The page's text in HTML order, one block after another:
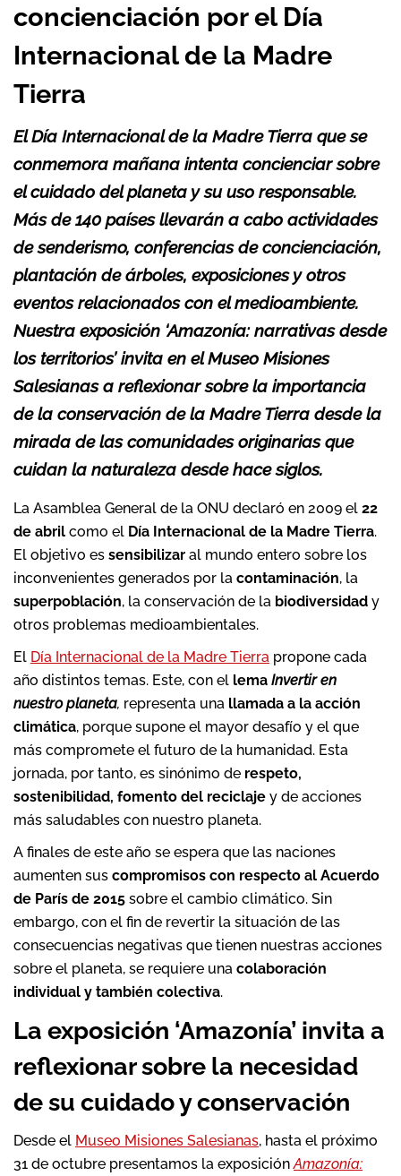
concienciación por el Día
Internacional de la Madre
Tierra
El Día Internacional de la Madre Tierra que se
conmemora mañana intenta concienciar sobre
el cuidado del planeta y su uso responsable.
Más de 140 países llevarán a cabo actividades
de senderismo, conferencias de concienciación,
plantación de árboles, exposiciones y otros
eventos relacionados con el medioambiente.
Nuestra exposición ‘Amazonía: narrativas desde
los territorios’ invita en el Museo Misiones
Salesianas a reflexionar sobre la importancia
de la conservación de la Madre Tierra desde la
mirada de las comunidades originarias que
cuidan la naturaleza desde hace siglos.
La Asamblea General de la ONU declaró en 2009 el 22
de abril como el Día Internacional de la Madre Tierra.
El objetivo es sensibilizar al mundo entero sobre los
inconvenientes generados por la contaminación, la
superpoblación, la conservación de la biodiversidad y
otros problemas medioambientales.
El Día Internacional de la Madre Tierra propone cada
año distintos temas. Este, con el lema Invertir en
nuestro planeta, representa una llamada a la acción
climática, porque supone el mayor desafío y el que
más compromete el futuro de la humanidad. Esta
jornada, por tanto, es sinónimo de respeto,
sostenibilidad, fomento del reciclaje y de acciones
más saludables con nuestro planeta.
A finales de este año se espera que las naciones
aumenten sus compromisos con respecto al Acuerdo
de París de 2015 sobre el cambio climático. Sin
embargo, con el fin de revertir la situación de las
consecuencias negativas que tienen nuestras acciones
sobre el planeta, se requiere una colaboración
individual y también colectiva.
La exposición ‘Amazonía’ invita a
reflexionar sobre la necesidad
de su cuidado y conservación
Desde el Museo Misiones Salesianas, hasta el próximo
31 de octubre presentamos la exposiciónAmazonía: